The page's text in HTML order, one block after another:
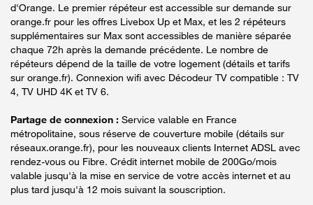
d'Orange. Le premier répéteur est accessible sur demande sur
orange.fr pour les offres Livebox Up et Max, et les 2 répéteurs
supplémentaires sur Max sont accessibles de manière séparée
chaque 72h après la demande précédente. Le nombre de
répéteurs dépend de la taille de votre logement (détails et tarifs
sur orange.fr). Connexion wifi avec Décodeur TV compatible : TV
4, TV UHD 4K et TV 6.
Partage de connexion : Service valable en France
métropolitaine, sous réserve de couverture mobile (détails sur
réseaux.orange.fr), pour les nouveaux clients Internet ADSL avec
rendez-vous ou Fibre. Crédit internet mobile de 200Go/mois
valable jusqu'à la mise en service de votre accès internet et au
plus tard jusqu'à 12 mois suivant la souscription.